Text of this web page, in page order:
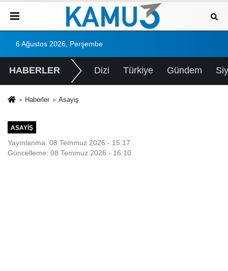
6 Ağustos 2026, Perşembe
HABERLER Dizi Türkiye Gündem
Haberler Asayiş
ASAYIŞ
Yayınlanma: 08 Temmuz 2026 - 15:17
Güncelleme: 08 Temmuz 2026 - 16:10